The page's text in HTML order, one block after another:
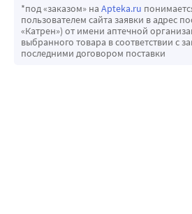
*под «заказом» на Apteka.ru
пользователем сайта заявки в адрес
«Катрен») от имени аптечной
выбранного товара в соответствии с
последними договором поставки